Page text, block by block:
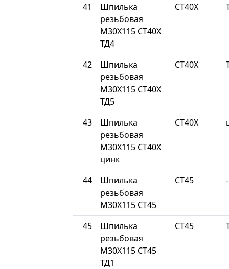
41
Шпилька
резьбовая
М30Х115 СТ40Х
ТД4
СТ40Х
42
Шпилька
резьбовая
М30Х115 СТ40Х
ТД5
СТ40Х
43
Шпилька
резьбовая
М30Х115 СТ40Х
цинк
СТ40Х
44
Шпилька
резьбовая
М30Х115 СТ45
СТ45 -
45
Шпилька
резьбовая
М30Х115 СТ45
ТД1
СТ45